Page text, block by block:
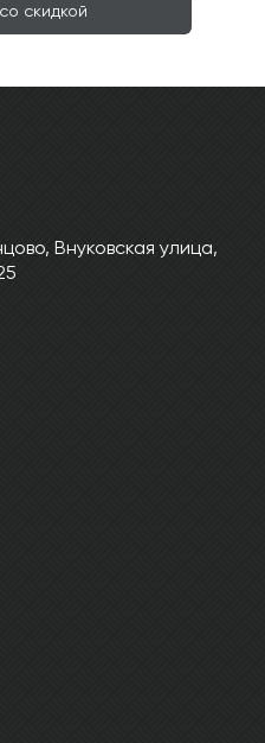
скидкой
Внуковская улица,